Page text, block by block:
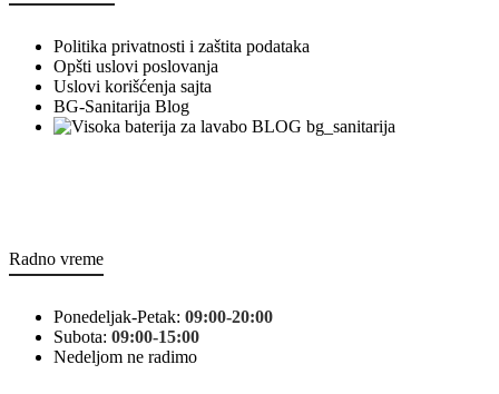
Politika privatnosti i zaštita podataka
Opšti uslovi poslovanja
Uslovi korišćenja sajta
BG-Sanitarija Blog
bg_sanitarija
Radno vreme
Ponedeljak-Petak: 09:00-20:00
Subota: 09:00-15:00
Nedeljom ne radimo